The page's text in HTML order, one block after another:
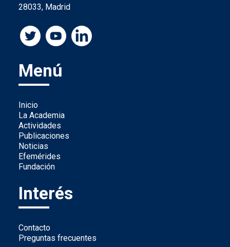
28033, Madrid
Menú
Inicio
La Academia
Actividades
Publicaciones
Noticias
Efemérides
Fundación
Interés
Contacto
Preguntas frecuentes